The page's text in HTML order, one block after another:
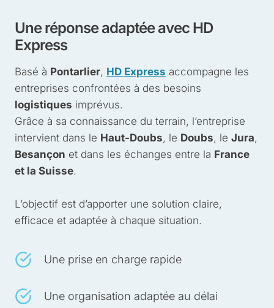
Une réponse adaptée avec HD
Express
Basé à Pontarlier, HD Express accompagne les
entreprises confrontées à des besoins
logistiques imprévus.
Grâce à sa connaissance du terrain, l’entreprise
intervient dans le Haut-Doubs, le Doubs, le Jura,
Besançon et dans les échanges entre la France
et la Suisse.
L’objectif est d’apporter une solution claire,
efficace et adaptée à chaque situation.
Une prise en charge rapide
Une organisation adaptée au délai